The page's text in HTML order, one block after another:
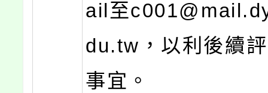
ail至
du.tw，以利後續
事宜。